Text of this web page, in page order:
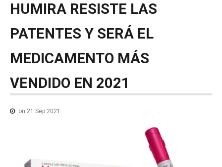
HUMIRA RESISTE LAS
PATENTES Y SERÁ EL
MEDICAMENTO MÁS
VENDIDO EN 2021
on 21 Sep 2021